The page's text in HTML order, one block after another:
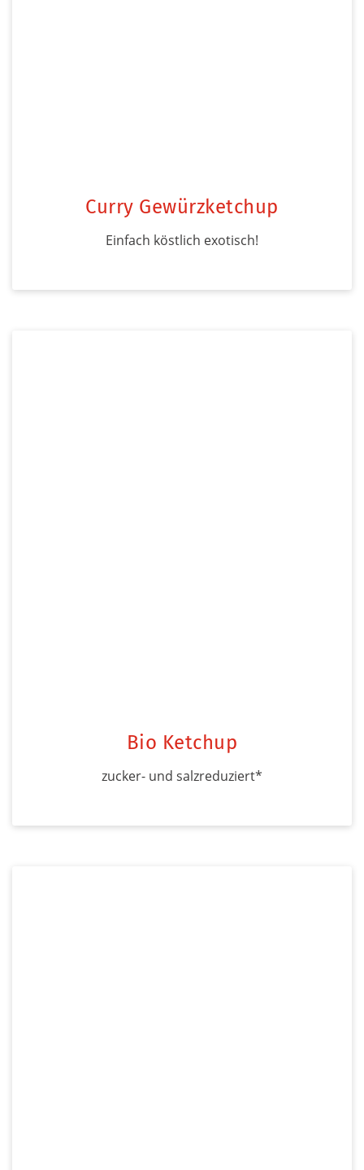
Curry Gewürzketchup
Einfach köstlich exotisch!
Bio Ketchup
zucker- und salzreduziert*